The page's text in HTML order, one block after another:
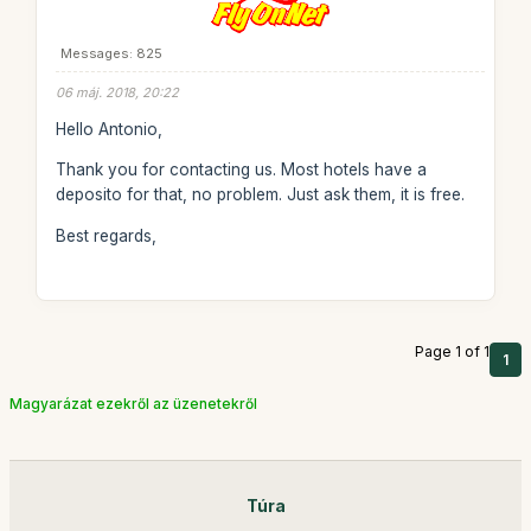
Messages: 825
06 máj. 2018, 20:22
Hello Antonio,
Thank you for contacting us. Most hotels have a
deposito for that, no problem. Just ask them, it is free.
Best regards,
Page 1 of 1 1
Magyarázat ezekről az üzenetekről
Túra